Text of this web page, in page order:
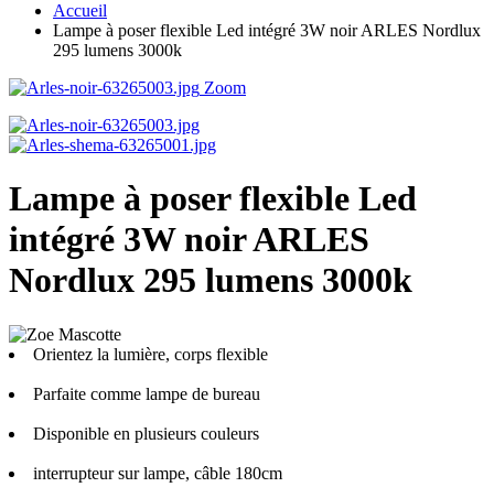
Accueil
Lampe à poser flexible Led intégré 3W noir ARLES Nordlux
295 lumens 3000k
Zoom
Lampe à poser flexible Led
intégré 3W noir ARLES
Nordlux 295 lumens 3000k
Orientez la lumière, corps flexible
Parfaite comme lampe de bureau
Disponible en plusieurs couleurs
interrupteur sur lampe, câble 180cm